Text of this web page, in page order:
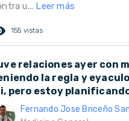
u... Leer más
155 vistas
relaciones ayer con
la regla y
pero estoy
Fernando Jose Briceño